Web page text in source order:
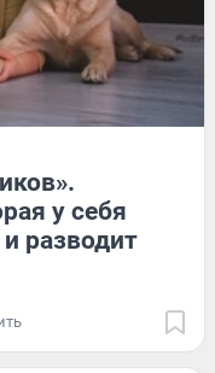
у себя
разводит